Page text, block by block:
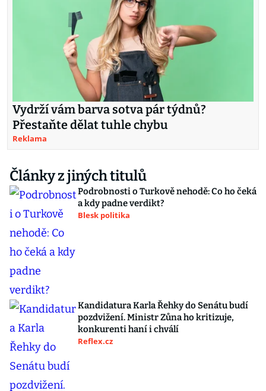
Vydrží vám barva sotva pár týdnů?
Přestaňte dělat tuhle chybu
Reklama
Články z jiných titulů
Podrobnosti o Turkově nehodě: Co ho čeká
a kdy padne verdikt?
Blesk politika
Kandidatura Karla Řehky do Senátu budí
pozdvižení. Ministr Zůna ho kritizuje,
konkurenti haní i chválí
Reflex.cz